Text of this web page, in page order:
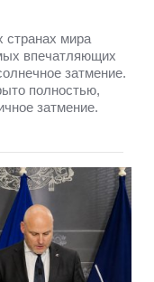
странах мира
впечатляющих
затмение.
полностью,
затмение.